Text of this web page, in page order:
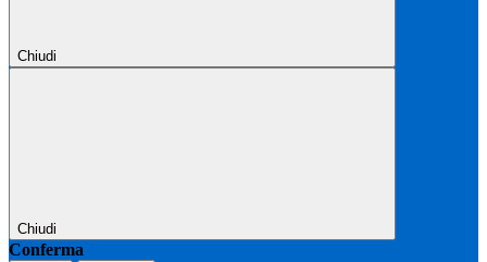
Chiudi
Chiudi
Conferma